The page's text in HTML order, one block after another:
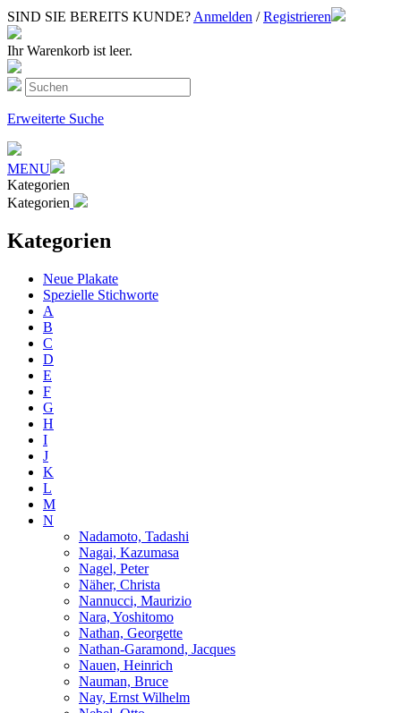
SIND SIE BEREITS KUNDE? Anmelden / Registrieren
Ihr Warenkorb ist leer.
Erweiterte Suche
MENU
Kategorien
Kategorien
Kategorien
Neue Plakate
Spezielle Stichworte
A
B
C
D
E
F
G
H
I
J
K
L
M
N
Nadamoto, Tadashi
Nagai, Kazumasa
Nagel, Peter
Näher, Christa
Nannucci, Maurizio
Nara, Yoshitomo
Nathan, Georgette
Nathan-Garamond, Jacques
Nauen, Heinrich
Nauman, Bruce
Nay, Ernst Wilhelm